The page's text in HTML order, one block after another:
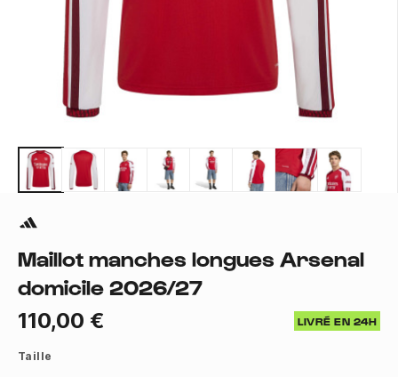
Maillot manches longues Arsenal
domicile 2026/27
110,00 € LIVRÉ EN 24H
Taille